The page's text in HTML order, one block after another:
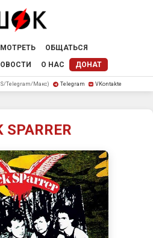
ОБЩАТЬСЯ
О НАС ДОНАТ
Telegram/Макс) Telegram VKontakte
SPARRER